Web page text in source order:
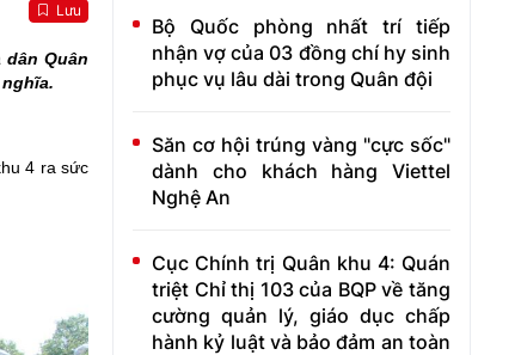
Lưu
Quân
4 ra sức
Bộ Quốc phòng nhất trí tiếp
nhận vợ của 03 đồng chí hy sinh
phục vụ lâu dài trong Quân đội
Săn cơ hội trúng vàng "cực sốc"
dành cho khách hàng Viettel
Nghệ An
Cục Chính trị Quân khu 4: Quán
triệt Chỉ thị 103 của BQP về tăng
cường quản lý, giáo dục chấp
hành kỷ luật và bảo đảm an toàn